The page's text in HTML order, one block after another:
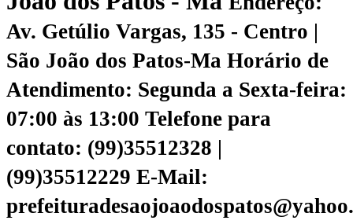
Av. Getúlio Vargas, 135 - Centro |
São João dos Patos-Ma Horário de
Atendimento: Segunda a Sexta-feira:
07:00 às 13:00 Telefone para
contato: (99)35512328 |
(99)35512229 E-Mail: